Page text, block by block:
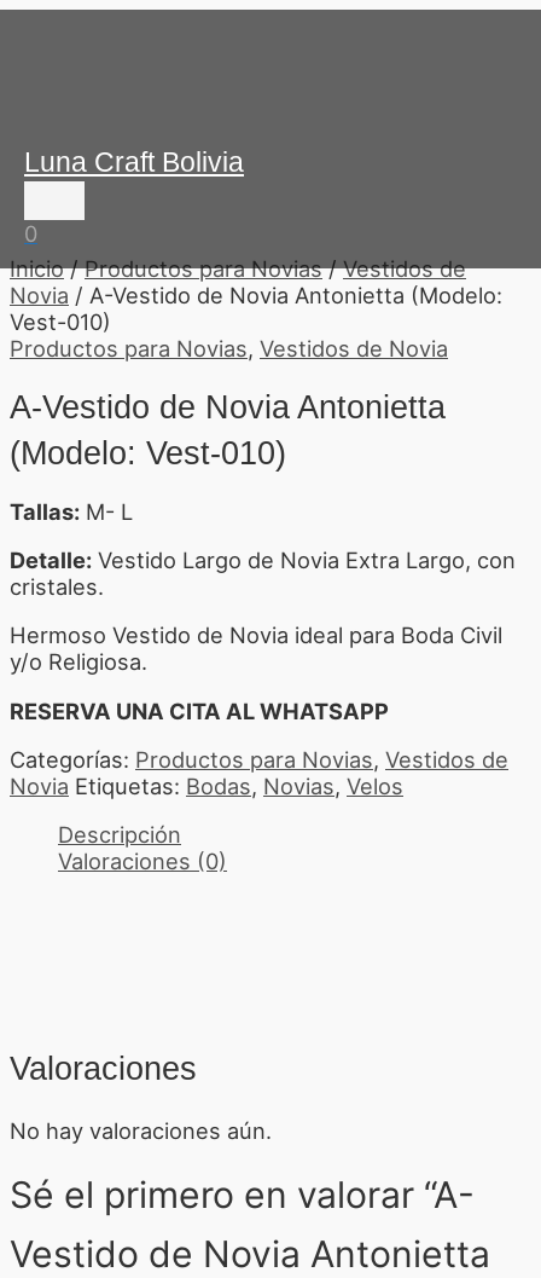
Ir
Luna Craft Bolivia
0
Inicio/Productos para Novias/Vestidos de
Novia / A-Vestido de Novia Antonietta (Modelo:
Vest-010)
Productos para Novias, Vestidos de Novia
A-Vestido de Novia Antonietta
(Modelo: Vest-010)
Tallas: M- L
Detalle: Vestido Largo de Novia Extra Largo, con
cristales.
Hermoso Vestido de Novia ideal para Boda Civil
y/o Religiosa.
RESERVA UNA CITA AL WHATSAPP
Categorías: Productos para Novias, Vestidos de
Novia Etiquetas: Bodas, Novias, Velos
Descripción
Valoraciones (0)
Valoraciones
No hay valoraciones aún.
Sé el primero en valorar “A-
Vestido de Novia Antonietta